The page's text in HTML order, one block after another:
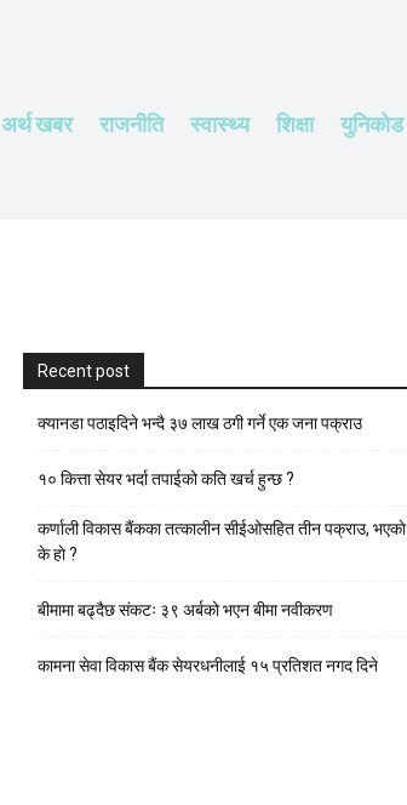
अर्थ खबर राजनीति स्वास्थ्य शिक्षा युनिकोड
Recent post
क्यानडा पठाइदिने भन्दै ३७ लाख ठगी गर्ने एक जना पक्राउ
१० कित्ता सेयर भर्दा तपाईको कति खर्च हुन्छ ?
कर्णाली विकास बैंकका तत्कालीन सीईओसहित तीन पक्राउ, भएकाे
के हाे ?
बीमामा बढ्दैछ संकटः ३९ अर्बको भएन बीमा नवीकरण
कामना सेवा विकास बैंक सेयरधनीलाई १५ प्रतिशत नगद दिने